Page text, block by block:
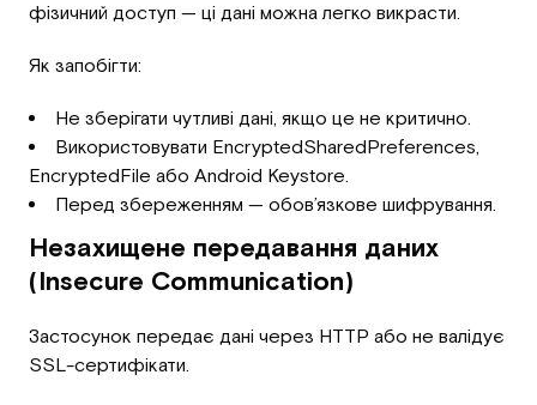
фізичний доступ — ці дані можна легко викрасти.
Як запобігти:
Не зберігати чутливі дані, якщо це не критично.
Використовувати EncryptedSharedPreferences,
EncryptedFile або Android Keystore.
Перед збереженням — обов’язкове шифрування.
Незахищене передавання даних
(Insecure Communication)
Застосунок передає дані через HTTP або не валідує
SSL-сертифікати.